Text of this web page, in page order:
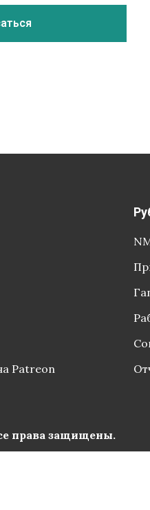
Patreon
права защищены.